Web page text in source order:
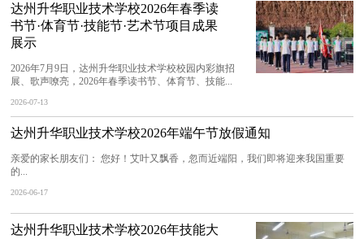
达州升华职业技术学校2026年春季读
书节·体育节·技能节·艺术节项目成果
展示
2026年7月9日，达州升华职业技术学校校园内彩旗招
展、歌声嘹亮，2026年春季读书节、体育节、技能...
2026-07-13
达州升华职业技术学校2026年端午节放假通知
亲爱的家长朋友们： 您好！艾叶又飘香，忽而近端阳，我们即将迎来我国重要
的...
2026-06-17
达州升华职业技术学校2026年技能大